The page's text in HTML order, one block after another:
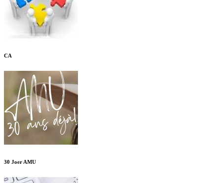
CA
30 Joer AMU